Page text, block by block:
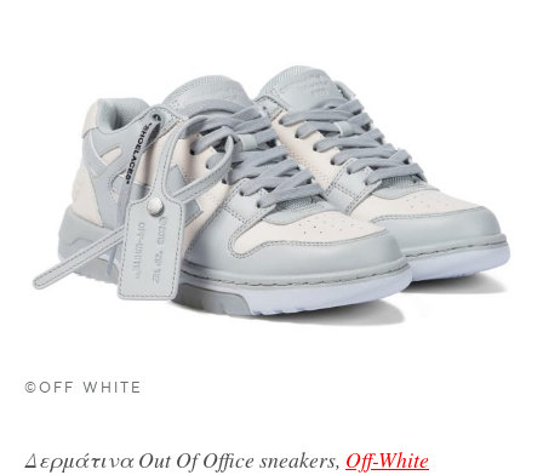
©OFF WHITE
Δερμάτινα Out Of Office sneakers, Off-White